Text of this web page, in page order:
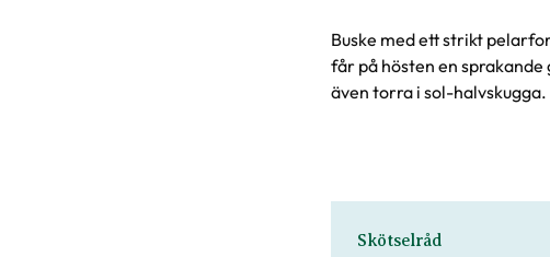
Buske med ett strikt
får på hösten en
även torra i sol-
Skötselråd